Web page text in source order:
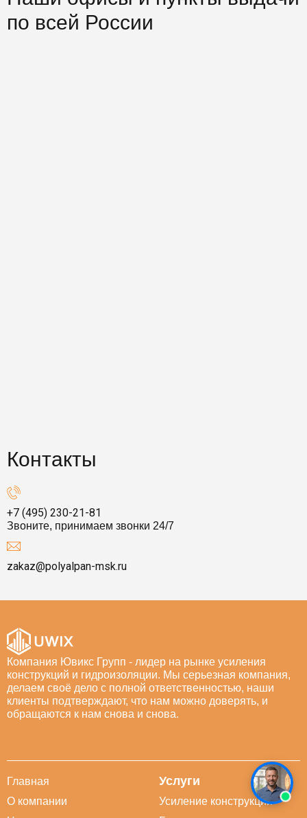
по всей России
Контакты
+7 (495) 230-21-81
Звоните, принимаем звонки 24/7
zakaz@polyalpan-msk.ru
Компания Ювикс Групп - лидер на рынке усиления
конструкций и гидроизоляции. Мы серьезная компания,
делаем своё дело с полной ответственностью, наши
клиенты подтверждают, что нам можно доверять, и
обращаются к нам снова и снова.
Главная
О компании
Услуги
Усиление конструкций